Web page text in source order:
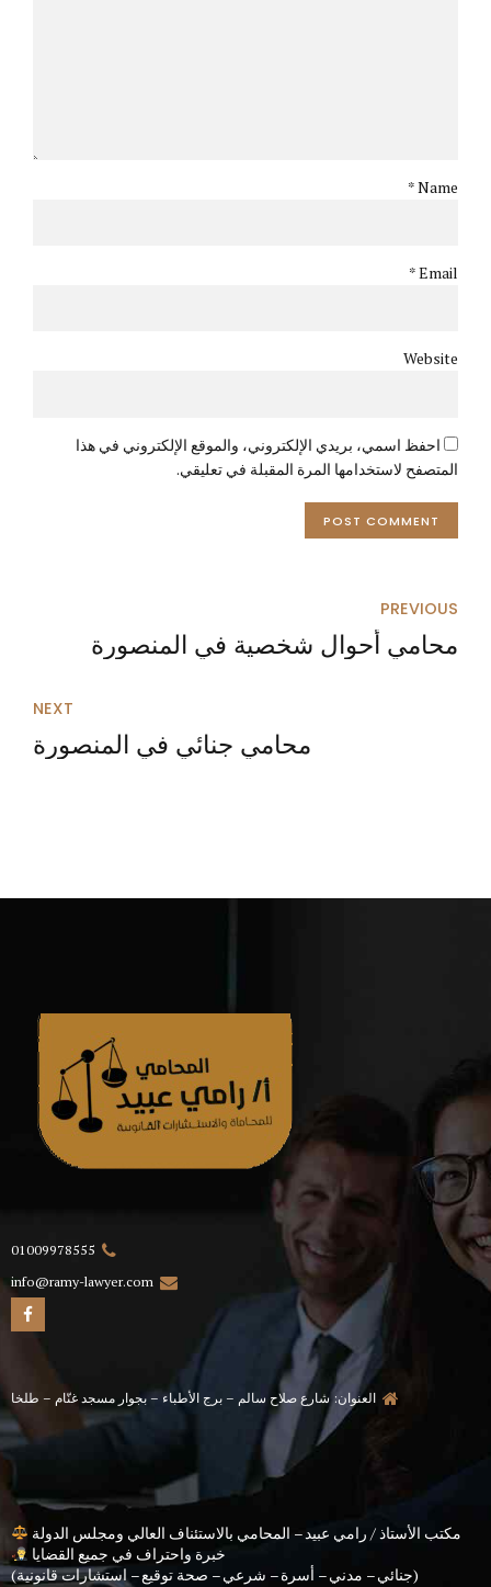
Name *
Email *
Website
احفظ اسمي، بريدي الإلكتروني، والموقع الإلكتروني في هذا
المتصفح لاستخدامها المرة المقبلة في تعليقي.
POST COMMENT
PREVIOUS
محامي أحوال شخصية في المنصورة
NEXT
محامي جنائي في المنصورة
01009978555
info@ramy-lawyer.com
العنوان: شارع صلاح سالم – برج الأطباء – بجوار مسجد غنّام – طلخا
مكتب الأستاذ / رامي عبيد – المحامي بالاستئناف العالي ومجلس الدولة
خبرة واحتراف في جميع القضايا
(جنائي – مدني – أسرة – شرعي – صحة توقيع – استشارات قانونية)